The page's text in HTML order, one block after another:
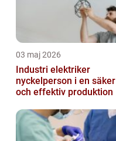
03 maj 2026
Industri elektriker
nyckelperson i en säker
och effektiv produktion